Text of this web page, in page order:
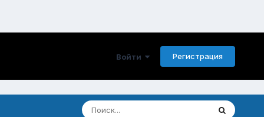
Войти Регистрация